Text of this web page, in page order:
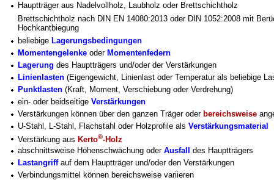
Hauptträger aus Nadelvollholz, Laubholz oder Brettschichtholz
Brettschichtholz nach DIN EN 14080:2013 oder DIN 1052:2008 mit
Hochkantbiegung
beliebige Lagerungsbedingungen
Momentengelenke oder Momentenfedern
Lagerung des Hauptträgers und/oder der Verstärkungen
Linienlasten (Eigengewicht, Linienlast oder Temperatur als beliebige
Punktlasten (Kraft, Moment, Verschiebung oder Verdrehung)
ein- oder beidseitige Verstärkungen
Verstärkungen können über den ganzen Träger oder bereichsweise
U-Stahl, L-Stahl, Flachstahl oder Holzprofile als Verstärkungsmaterial
Verstärkung aus Kerto®-Holz
abschnittsweise Höhenschwächung oder Ausfall
des Hauptträgers
Lastangriffauf dem Hauptträger und/oder den Verstärkungen
Verbindungsmittel können bereichsweise variieren